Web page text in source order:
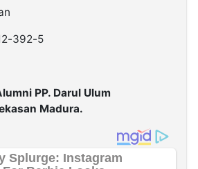
392-5
PP. Darul Ulum
Madura.